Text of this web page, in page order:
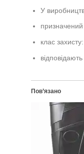
У
клас
Пов’язано